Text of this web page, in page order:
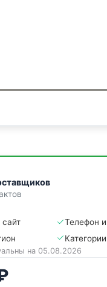
Телефон
на 05.08.2026